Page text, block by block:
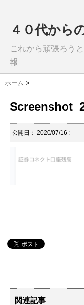
４０代から
これから頑張ろう
報
ホーム >
公開日： 2020/07/16 :
関連記事